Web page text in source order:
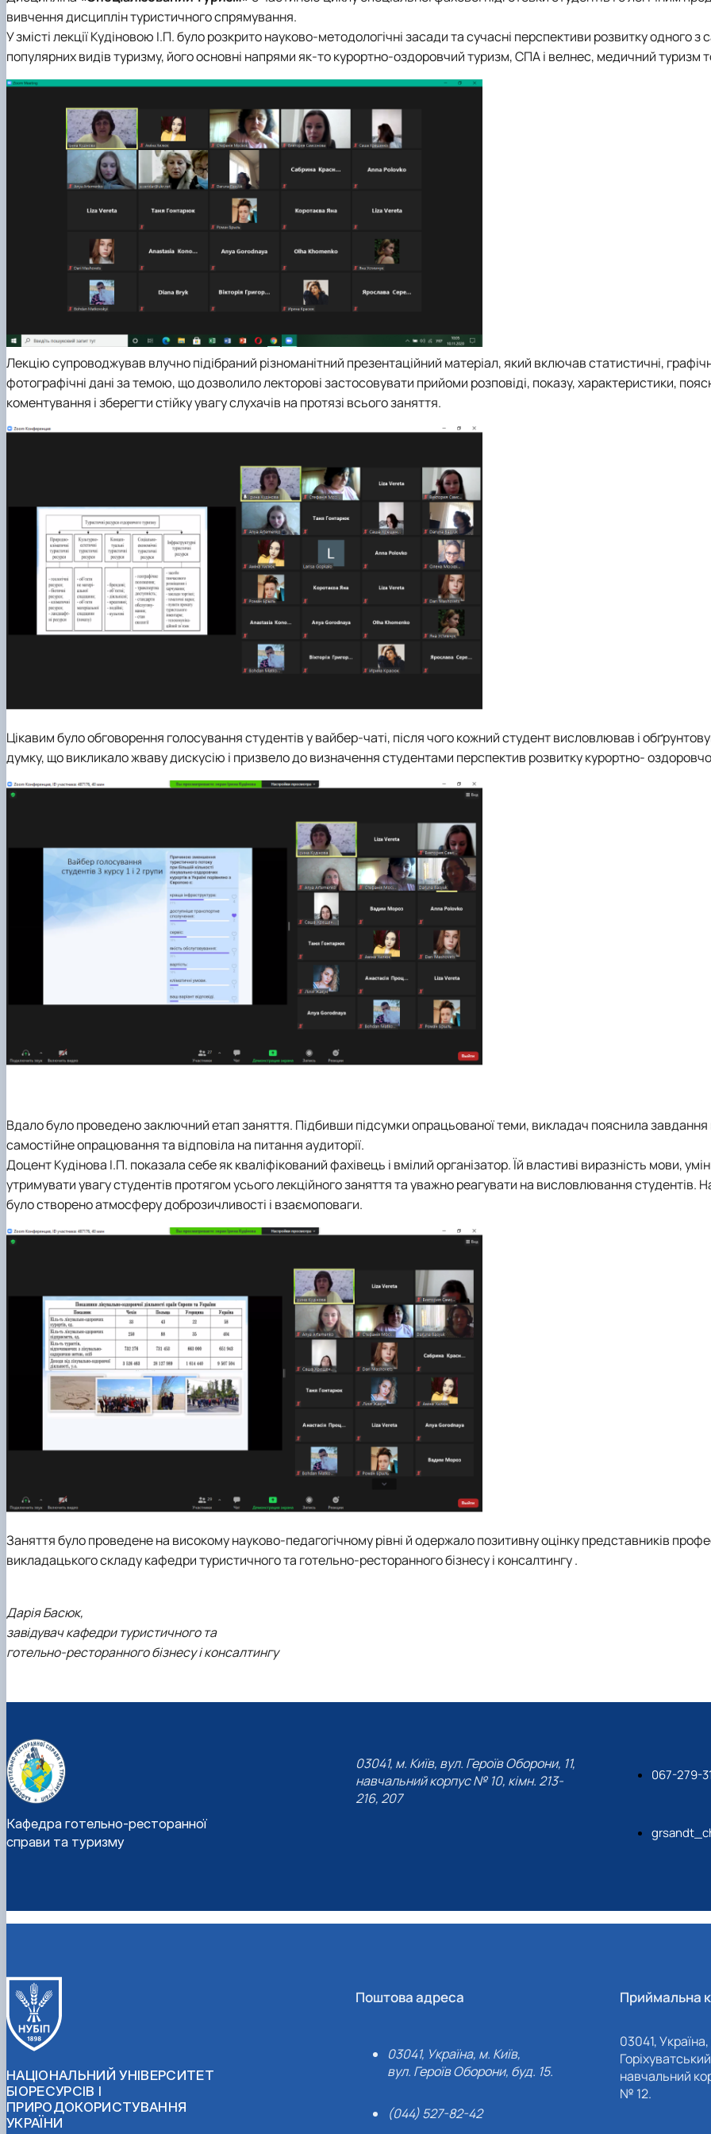
вивчення дисциплін туристичного спрямування.
У змісті лекції Кудіновою І.П. було розкрито науково-методологічні засади та сучасні перспективи розвитку одного з
популярних видів туризму, його основні напрями як-то курортно-оздоровчий туризм, СПА і велнес, медичний туризм
Лекцію супроводжував влучно підібраний різноманітний презентаційний матеріал, який включав статистичні,
фотографічні дані за темою, що дозволило лекторові застосовувати прийоми розповіді, показу, характеристики,
коментування і зберегти стійку увагу слухачів на протязі всього заняття.
Цікавим було обговорення голосування студентів у вайбер-чаті, після чого кожний студент висловлював і
думку, що викликало жваву дискусію і призвело до визначення студентами перспектив розвитку курортно-
Вдало було проведено заключний етап заняття. Підбивши підсумки опрацьованої теми, викладач пояснила завдання
самостійне опрацювання та відповіла на питання аудиторії.
Доцент Кудінова І.П. показала себе як кваліфікований фахівець і вмілий організатор. Їй властиві виразність мови,
утримувати увагу студентів протягом усього лекційного заняття та уважно реагувати на висловлювання студентів.
було створено атмосферу доброзичливості і взаємоповаги.
Заняття було проведене на високому науково-педагогічному рівні й одержало позитивну оцінку представників
викладацького складу кафедри туристичного та готельно-ресторанного бізнесу і консалтингу .
Дарія Басюк,
завідувач кафедри туристичного та
готельно-ресторанного бізнесу і консалтингу
Кафедра готельно-ресторанної
справи та туризму
03041, м. Київ, вул. Героїв Оборони, 11,
навчальний корпус № 10, кімн. 213-
216, 207
067-279-
НАЦІОНАЛЬНИЙ УНІВЕРСИТЕТ
БІОРЕСУРСІВ І
ПРИРОДОКОРИСТУВАННЯ
УКРАЇНИ
Поштова адреса
03041, Україна, м. Київ,
вул. Героїв Оборони, буд. 15.
(044) 527-82-42
Приймальна
03041,
навчальний
№ 12.